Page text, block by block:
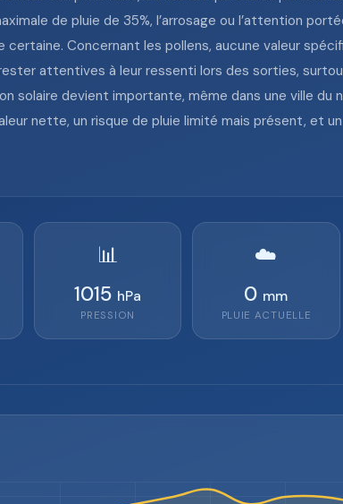
de pluie de 35%, l’arrosage ou l’attention
Concernant les pollens, aucune valeur
attentives à leur ressenti lors des sorties,
solaire devient importante, même dans une ville du
nette, un risque de pluie limité mais présent, et
📊
1015 hPa
PRESSION
☁️
0 mm
PLUIE ACTUELLE